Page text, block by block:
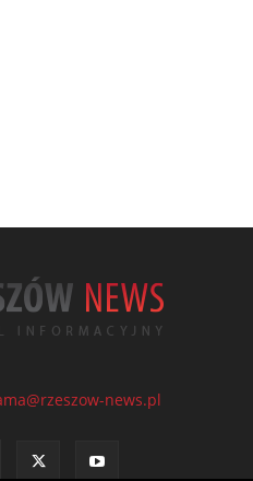
news.pl